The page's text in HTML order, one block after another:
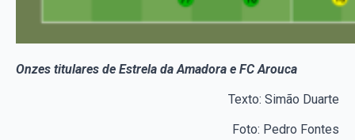
Onzes titulares de Estrela da Amadora e FC Arouca
Texto: Simão Duarte
Foto: Pedro Fontes